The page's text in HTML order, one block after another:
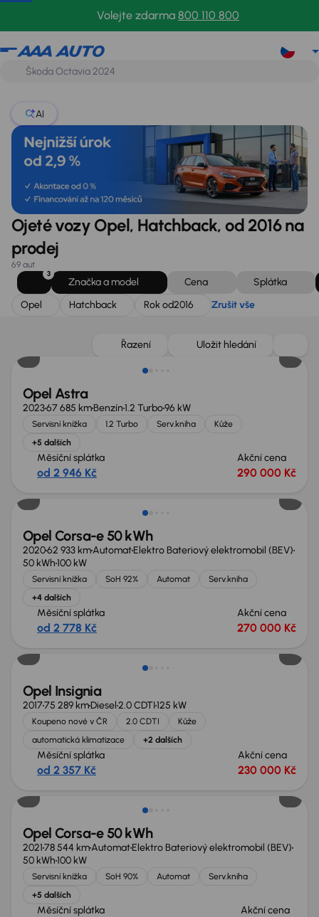
Volejte zdarma 800 110 800
Opel
AI
Ojeté vozy Opel, Hatchback, od 2016 na
prodej
69 aut
3
Značka a model Cena
Splátka
Opel
Hatchback Rok od2016 Zrušit vše
Řazení Uložit hledání
Zlevněno o 50 000 Kč
Opel Astra
202367 685 kmBenzín1.2 Turbo96 kW
Servisní knížka 1.2 Turbo Serv.kniha
Kůže
+5 dalších
Měsíční splátka
od 2 946 Kč
Akční cena
290 000 Kč
Opel Corsa-e 50 kWh
202062 933 kmAutomatElektro Bateriový elektromobil (BEV)
50 kWh100 kW
Servisní knížka SoH 92% Automat
Serv.kniha
+4 dalších
Měsíční splátka
od 2 778 Kč
Akční cena
270 000 Kč
Opel Insignia
201775 289 kmDiesel2.0 CDTI125 kW
Koupeno nové v ČR 2.0 CDTI
Kůže
automatická klimatizace
+2 dalších
Měsíční splátka
od 2 357 Kč
Akční cena
230 000 Kč
Zlevněno o 10 000 Kč
Opel Corsa-e 50 kWh
202178 544 kmAutomatElektro Bateriový elektromobil (BEV)
50 kWh100 kW
Servisní knížka SoH 90% Automat
Serv.kniha
+5 dalších
Měsíční splátka Akční cena